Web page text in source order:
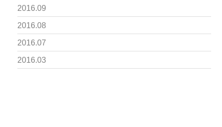
2016.09
2016.08
2016.07
2016.03